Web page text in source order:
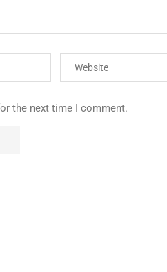
the next time I comment.